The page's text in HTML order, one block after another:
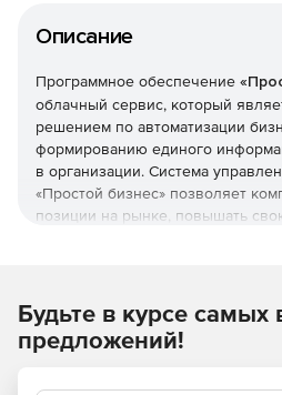
Описание
Программное обеспечение
облачный сервис, который
решением по автоматизации
формированию единого
в организации. Система
«Простой бизнес» позволяет
позиции на рынке, повышать
электронной корреспонденцией.
бизнес» предназначается для
Будьте в курсе
предложений!